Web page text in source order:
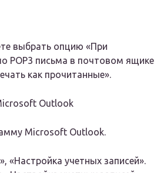
выбрать опцию «При
POP3 письма в почтовом ящике
как прочитанные».
Outlook
Microsoft Outlook.
«Настройка учетных записей».